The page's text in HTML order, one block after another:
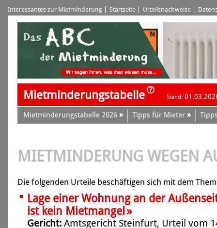
Interessantes zur Mietminderung Startseite Urteilsnachweise
Mietminderungstabelle Stand:
Mietminderungstabelle 2026 » Tipps für Mieter »
MIETMINDERUNG WEGEN
Die folgenden Urteile beschäftigen sich mit dem
Lage einer Wohnung an der
ist kein Mietmangel »
Gericht: Amtsgericht Steinfurt, Urteil vom